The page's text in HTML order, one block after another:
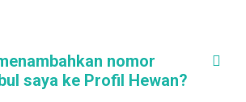
nomor
saya ke Profil Hewan?